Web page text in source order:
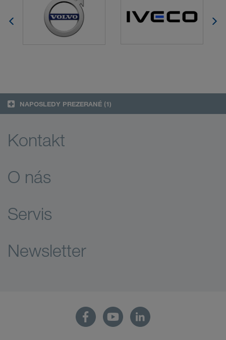
NAPOSLEDY PREZERANÉ (1)
Kontakt
O nás
Servis
Newsletter